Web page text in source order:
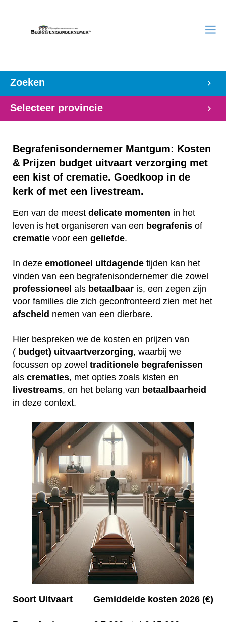
Zoeken
Selecteer provincie
Begrafenisondernemer Mantgum: Kosten
& Prijzen budget uitvaart verzorging met
een kist of crematie. Goedkoop in de
kerk of met een livestream.
Een van de meest delicate momenten in het
leven is het organiseren van een begrafenis of
crematie voor een geliefde.
In deze emotioneel uitdagende tijden kan het
vinden van een begrafenisondernemer die zowel
professioneel als betaalbaar is, een zegen zijn
voor families die zich geconfronteerd zien met het
afscheid nemen van een dierbare.
Hier bespreken we de kosten en prijzen van
( budget) uitvaartverzorging, waarbij we
focussen op zowel traditionele begrafenissen
als crematies, met opties zoals kisten en
livestreams, en het belang van betaalbaarheid
in deze context.
Soort Uitvaart Gemiddelde kosten 2026 (€)